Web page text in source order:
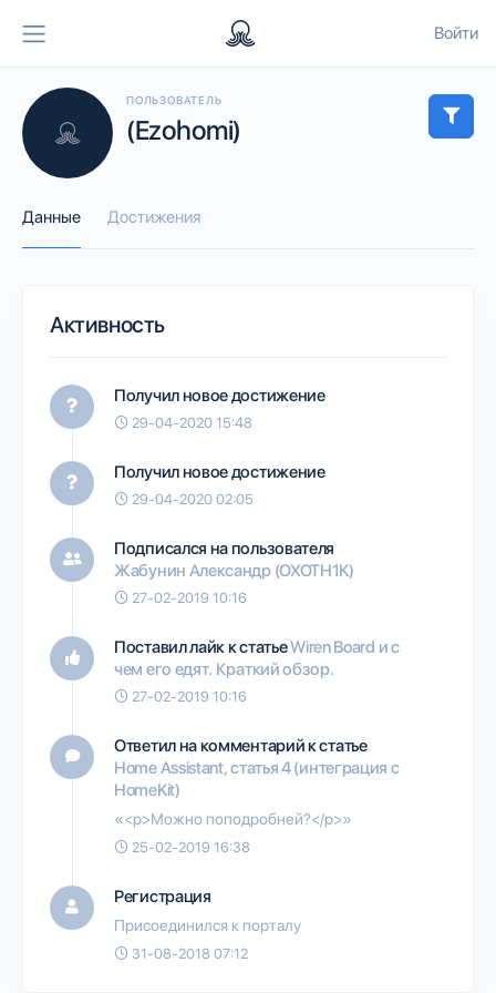
Войти
ПОЛЬЗОВАТЕЛЬ
(Ezohomi)
Данные Достижения
Активность
Получил новое достижение
29-04-2020 15:48
Получил новое достижение
29-04-2020 02:05
Подписался на пользователя
Жабунин Александр (OXOTH1K)
27-02-2019 10:16
Поставил лайк к статьеWiren Board и с
чем его едят. Краткий обзор.
27-02-2019 10:16
Ответил на комментарий к статье
Home Assistant, статья 4 (интеграция с
HomeKit)
«<p>Можно поподробней?</p>»
25-02-2019 16:38
Регистрация
Присоединился к порталу
31-08-2018 07:12